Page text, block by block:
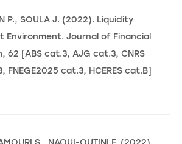
P., SOULA J. (2022). Liquidity
Environment. Journal of Financial
62 [ABS cat.3, AJG cat.3, CNRS
FNEGE2025 cat.3, HCERES cat.B]